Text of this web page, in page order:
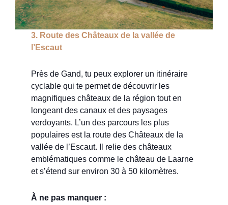
3. Route des Châteaux de la vallée de
l’Escaut
Près de Gand, tu peux explorer un itinéraire
cyclable qui te permet de découvrir les
magnifiques châteaux de la région tout en
longeant des canaux et des paysages
verdoyants. L’un des parcours les plus
populaires est la route des Châteaux de la
vallée de l’Escaut. Il relie des châteaux
emblématiques comme le château de Laarne
et s’étend sur environ 30 à 50 kilomètres.
À ne pas manquer :